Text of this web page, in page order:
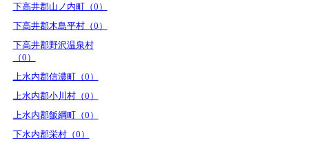
下高井郡山ノ内町（0）
下高井郡木島平村（0）
下高井郡野沢温泉村
（0）
上水内郡信濃町（0）
上水内郡小川村（0）
上水内郡飯綱町（0）
下水内郡栄村（0）